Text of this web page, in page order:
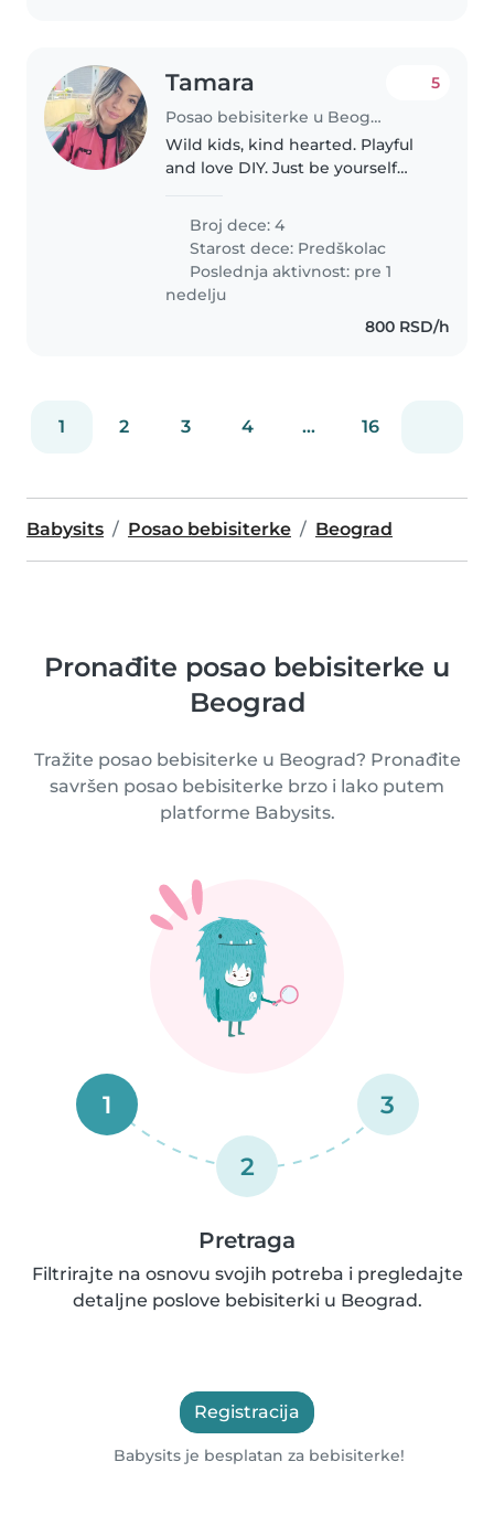
Tamara
Posao bebisiterke u Beograd
5
Wild kids, kind hearted. Playful
and love DIY. Just be yourself
Broj dece: 4
Starost dece: Predškolac
Poslednja aktivnost: pre 1
nedelju
800 RSD/h
1 2 3 4 ... 16
Babysits Posao bebisiterke Beograd
Pronađite posao bebisiterke u
Beograd
Tražite posao bebisiterke u Beograd? Pronađite
savršen posao bebisiterke brzo i lako putem
platforme Babysits.
1
2
3
Pretraga
Filtrirajte na osnovu svojih potreba i pregledajte
detaljne poslove bebisiterki u Beograd.
Registracija
Babysits je besplatan za bebisiterke!